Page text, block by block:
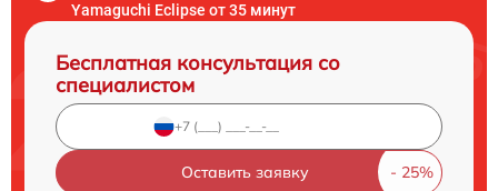
Yamaguchi Eclipse от 35 минут
Бесплатная консультация со
специалистом
Оставить заявку